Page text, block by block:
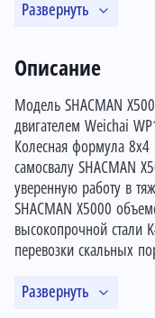
Развернуть
Описание
Модель SHACMAN
двигателем Weichai
Колесная формула
самосвалу SHACMAN
уверенную работу в
SHACMAN X5000
высокопрочной стали
перевозки скальных
Развернуть